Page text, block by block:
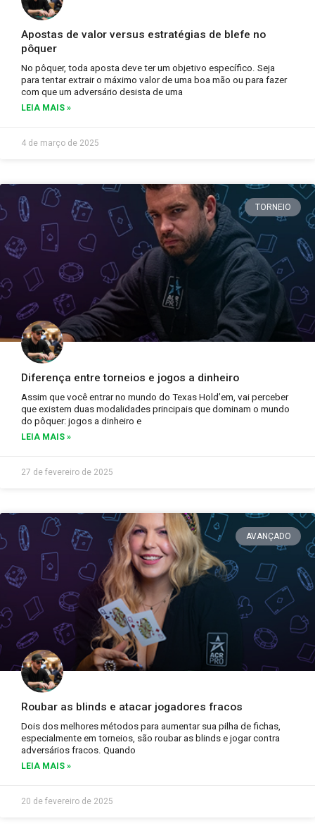
Apostas de valor versus estratégias de blefe no
pôquer
No pôquer, toda aposta deve ter um objetivo específico. Seja
para tentar extrair o máximo valor de uma boa mão ou para fazer
com que um adversário desista de uma
LEIA MAIS »
4 de março de 2025
TORNEIO
Diferença entre torneios e jogos a dinheiro
Assim que você entrar no mundo do Texas Hold’em, vai perceber
que existem duas modalidades principais que dominam o mundo
do pôquer: jogos a dinheiro e
LEIA MAIS »
27 de fevereiro de 2025
AVANÇADO
Roubar as blinds e atacar jogadores fracos
Dois dos melhores métodos para aumentar sua pilha de fichas,
especialmente em torneios, são roubar as blinds e jogar contra
adversários fracos. Quando
LEIA MAIS »
20 de fevereiro de 2025